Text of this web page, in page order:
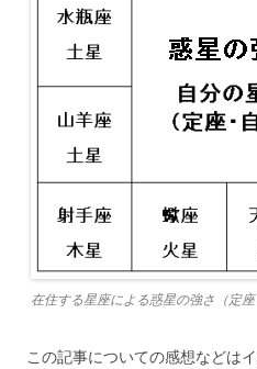
在住する星座による惑星の強さ（定
この記事についての感想などは